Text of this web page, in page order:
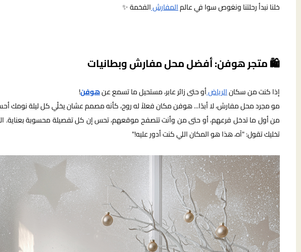
خلنا نبدأ رحلتنا ونغوص سوا في عالمالمفارشالفخمة ✨
🛍️ متجر هوفن: أفضل محل مفارش وبطانيات
إذا كنت من سكانالرياضأو حتى زائر عابر، مستحيل ما تسمع عنهوفن!
مو مجرد محل مفارش، لا أبدًا... هوفن مكان فعلاً له روح، كأنه مصمم عشان يخلّي كل ليلة نومك
من أول ما تدخل فرعهم، أو حتى من وأنت تتصفح موقعهم، تحس إن كل تفصيلة محسوبة بعناية.
تخليك تقول: "آه، هذا هو المكان اللي كنت أدور عليه!"